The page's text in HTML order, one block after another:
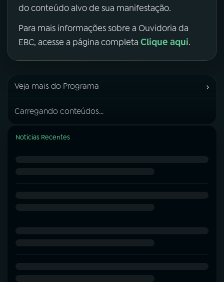
do conteúdo alvo de sua manifestação.
Para mais informações sobre a Ouvidoria da
EBC, acesse a página completa Clique aqui.
Veja mais do Programa ›
Carregando conteúdos...
Notícias Recentes